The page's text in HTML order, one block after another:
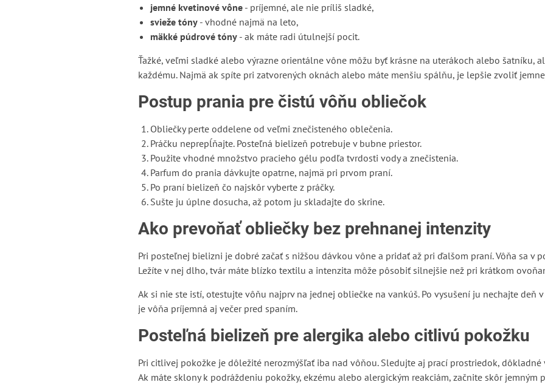
jemné kvetinové vône- príjemné, ale nie príliš sladké,
svieže tóny- vhodné najmä na leto,
mäkké púdrové tóny- ak máte radi útulnejší pocit.
Ťažké, veľmi sladké alebo výrazne orientálne vône môžu byť krásne na uterákoch alebo šatníku,
každému. Najmä ak spíte pri zatvorených oknách alebo máte menšiu spálňu, je lepšie zvoliť
Postup prania pre čistú vôňu obliečok
Obliečky perte oddelene od veľmi znečisteného oblečenia.
Práčku neprepĺňajte. Posteľná bielizeň potrebuje v bubne priestor.
Použite vhodné množstvo pracieho gélu podľa tvrdosti vody a znečistenia.
Parfum do prania dávkujte opatrne, najmä pri prvom praní.
Po praní bielizeň čo najskôr vyberte z práčky.
Sušte ju úplne dosucha, až potom ju skladajte do skrine.
Ako prevoňať obliečky bez prehnanej intenzity
Pri posteľnej bielizni je dobré začať s nižšou dávkou vône a pridať až pri ďalšom praní. Vôňa sa v
Ležíte v nej dlho, tvár máte blízko textilu a intenzita môže pôsobiť silnejšie než pri krátkom
Ak si nie ste istí, otestujte vôňu najprv na jednej obliečke na vankúš. Po vysušení ju nechajte deň
je vôňa príjemná aj večer pred spaním.
Posteľná bielizeň pre alergika alebo citlivú pokožku
Pri citlivej pokožke je dôležité nerozmýšľať iba nad vôňou. Sledujte aj prací prostriedok,
Ak máte sklony k podráždeniu pokožky, ekzému alebo alergickým reakciám, začnite skôr